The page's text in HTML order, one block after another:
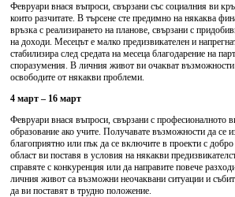
Февруари внася въпроси, свързани със социалния ви
които разчитате. В търсене сте предимно на някаква
връзка с реализирането на планове, свързани с
на доходи. Месецът е малко предизвикателен и
стабилизира след средата на месеца благодарение на
споразумения. В личния живот ви очакват възможности
освободите от някакви проблеми.
4 март – 16 март
Февруари внася въпроси, свързани с професионалното
образование ако учите. Получавате възможности да се
благоприятно или пък да се включите в проекти с
област ви поставя в условия на някакви
справяте с конкуренция или да направите повече
личния живот са възможни неочаквани ситуации и
да ви поставят в трудно положение.